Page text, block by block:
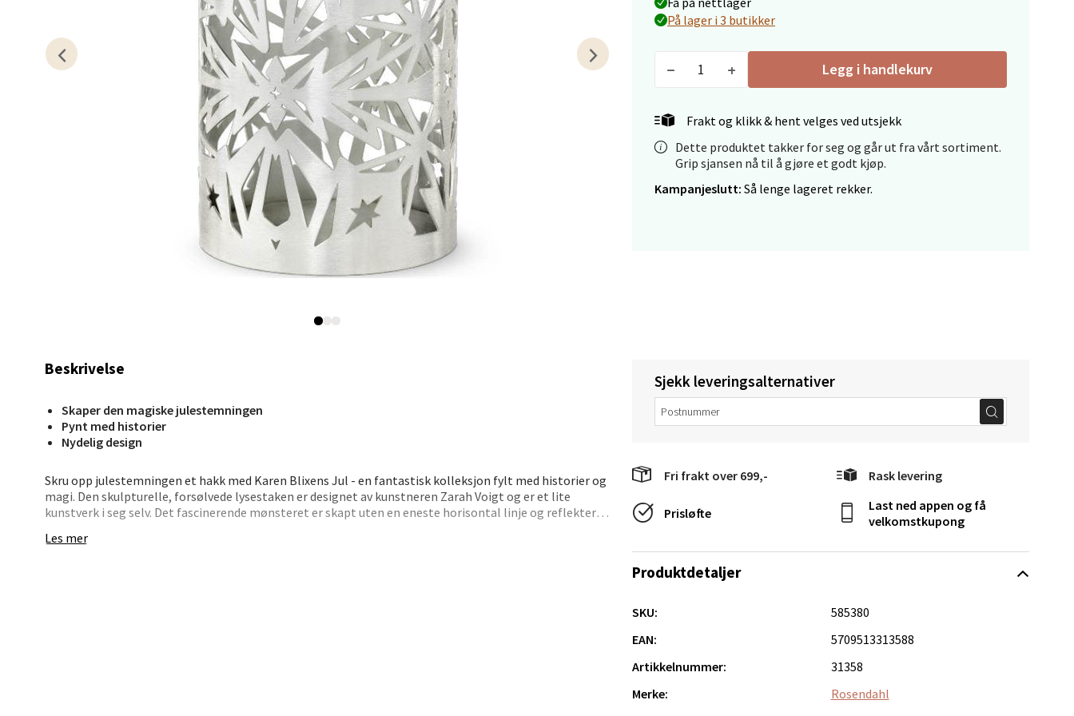
På lager i 3 butikker
Legg i handlekurv
Frakt og klikk & hent velges ved utsjekk
Dette produktet takker for seg og går ut fra vårt sortiment.
Grip sjansen nå til å gjøre et godt kjøp.
Kampanjeslutt: Så lenge lageret rekker.
Beskrivelse
Skaper den magiske julestemningen
Pynt med historier
Nydelig design
Skru opp julestemningen et hakk med Karen Blixens Jul - en fantastisk kolleksjon fylt med historier og
magi. Den skulpturelle, forsølvede lysestaken er designet av kunstneren Zarah Voigt og er et lite
kunstverk i seg selv. Det fascinerende mønsteret er skapt uten en eneste horisontal linje og reflekterer
perfekt for å lage små dekorasjoner til julebordet. Fås også forgylt og i en litt mindre variant som er 13
Les mer
Sjekk leveringsalternativer
Fri frakt over 699,- Rask levering
Prisløfte
Last ned appen og få
velkomstkupong
Produktdetaljer
SKU:
585380
EAN:
5709513313588
Artikkelnummer:
31358
Merke:
Rosendahl
Laguneveien 1, 5239 Bergen
Åpent i dag 10-21
0 i butikk
Kristiansand - Markens
Lillemarkens markensgate 25B, 4611 Kristiansand
Åpent i dag 09-18
0 i butikk
Velg
Oslo - Linderud
Åpent i dag 10-21
0 i butikk
Velg